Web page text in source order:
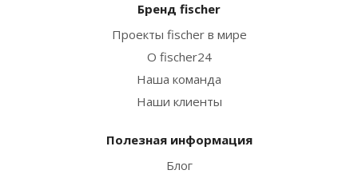
Бренд fischer
Проекты fischer в мире
О fischer24
Наша команда
Наши клиенты
Полезная информация
Блог